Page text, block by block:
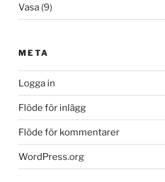
Vasa (9)
META
Logga in
Flöde för inlägg
Flöde för kommentarer
WordPress.org